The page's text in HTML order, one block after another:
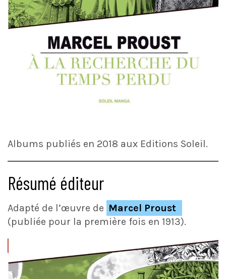
Albums publiés en 2018 aux Editions Soleil.
Résumé éditeur
Adapté de l’œuvre de Marcel Proust
(publiée pour la première fois en 1913).